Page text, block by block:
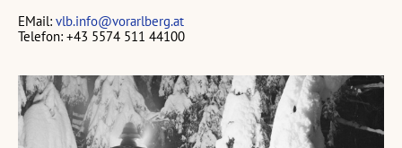
EMail: vlb.info@vorarlberg.at
Telefon: +43 5574 511 44100